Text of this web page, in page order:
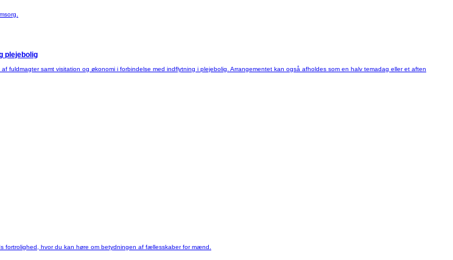
plejebolig
samt visitation og økonomi i forbindelse med indflytning i plejebolig. Arrangementet kan også afholdes som en halv temadag eller et aften
hvor du kan høre om betydningen af fællesskaber for mænd.